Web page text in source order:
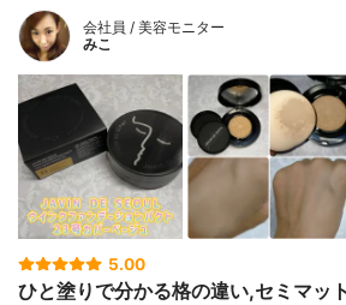
会社員 / 美容モニター
みこ
5.00
ひと塗りで分かる格の違い,セミマッ